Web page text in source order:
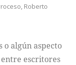
, Roberto
algún aspecto
entre escritores